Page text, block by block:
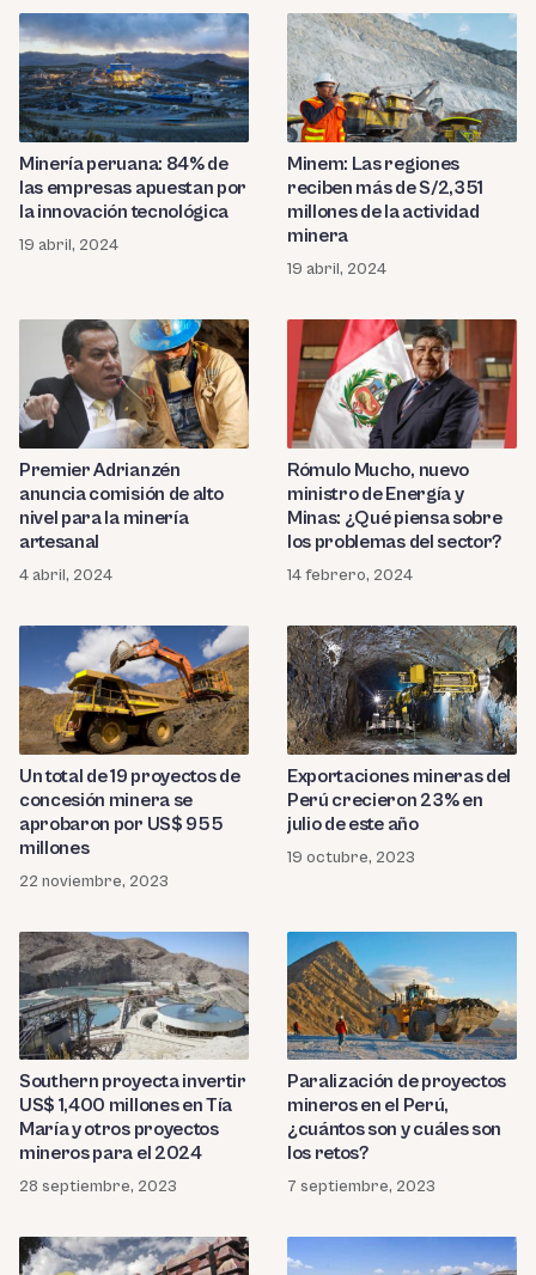
Minería peruana: 84% de
las empresas apuestan por
la innovación tecnológica
19 abril, 2024
Minem: Las regiones
reciben más de S/2,351
millones de la actividad
minera
19 abril, 2024
Premier Adrianzén
anuncia comisión de alto
nivel para la minería
artesanal
4 abril, 2024
Rómulo Mucho, nuevo
ministro de Energía y
Minas: ¿Qué piensa sobre
los problemas del sector?
14 febrero, 2024
Un total de 19 proyectos de
concesión minera se
aprobaron por US$ 955
millones
22 noviembre, 2023
Exportaciones mineras del
Perú crecieron 23% en
julio de este año
19 octubre, 2023
Southern proyecta invertir
US$ 1,400 millones en Tía
María y otros proyectos
mineros para el 2024
28 septiembre, 2023
Paralización de proyectos
mineros en el Perú,
¿cuántos son y cuáles son
los retos?
7 septiembre, 2023